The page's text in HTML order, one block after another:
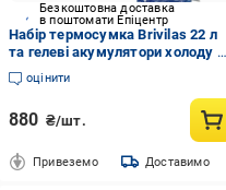
Безкоштовна доставка
в поштомати Епіцентр
Набір термосумка Brivilas 22 л
та гелеві акумулятори холоду 6
шт. (406943)Brivilas
оцінити
880 ₴/шт.
Привеземо Доставимо